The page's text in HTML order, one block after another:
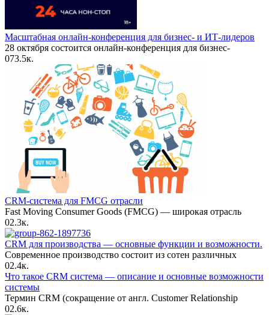
Масштабная онлайн-конференция для бизнес- и ИТ-лидеров
28 октября состоится онлайн-конференция для бизнес-
073.5к.
CRM-система для FMCG отрасли
Fast Moving Consumer Goods (FMCG) — широкая отрасль
02.3к.
CRM для производства — основные функции и возможности.
Современное производство состоит из сотен различных
02.4к.
Что такое CRM система — описание и основные возможности
системы
Термин CRM (сокращение от англ. Customer Relationship
02.6к.